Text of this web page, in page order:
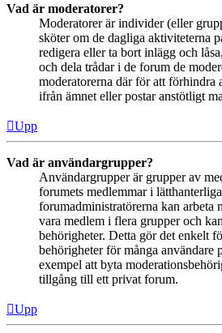
Vad är moderatorer?
Moderatorer är individer (eller
sköter om de dagliga aktiviteterna
redigera eller ta bort inlägg och
och dela trådar i de forum de
moderatorerna där för att förhindra
ifrån ämnet eller postar anstötligt
Upp
Vad är användargrupper?
Användargrupper är grupper av
forumets medlemmar i
forumadministratörerna kan arbeta
vara medlem i flera grupper och
behörigheter. Detta gör det enkelt
behörigheter för många användare
exempel att byta
tillgång till ett privat forum.
Upp